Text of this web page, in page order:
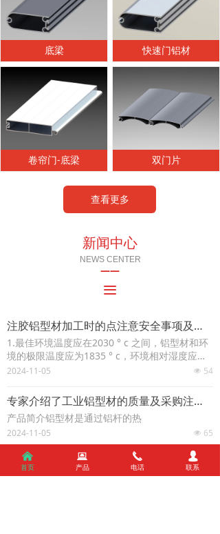
底梁 快速门铝材
卷帘门-底梁 双门片
查看更多
新闻中心
NEWS CENTER
——
끀
注胶铝型材加工时的点注意安全事项及注胶设备可以使用
1.最佳环境温度应在2030 ° c 之间，铝型材和环
境的极限温度应为1835 ° c，环境相对湿度应为8
5% 。幕墙铝材采用优质高强度铝合金板材
넶 54
2024-11-05
专家介绍了工业铝型材的质量及采购注意事项
产品简介铝型材是通过铝杆的热
넶 65
2024-11-05
组装铝型材框架会用到自己哪些相关配件
当我们组装铝制框架时，我们绝对需要使用各种
낀
首页
뀵
产品
끅
电话
넙
联系